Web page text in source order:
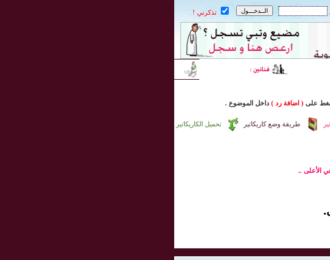
تذكرني !
على ( اضافة رد ) داخل الموضوع .
تحميل الكاريكاتير طريقة وضع كاريكاتير
الأعلى ..